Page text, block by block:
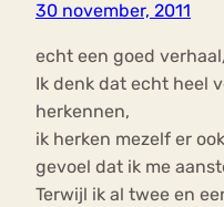
30 november, 2011
echt een goed
Ik denk dat echt heel
herkennen,
ik herken mezelf er
gevoel dat ik me
Terwijl ik al twee en